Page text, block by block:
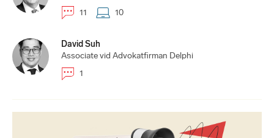
11
10
David Suh
Associate vid Advokatfirman Delphi
1